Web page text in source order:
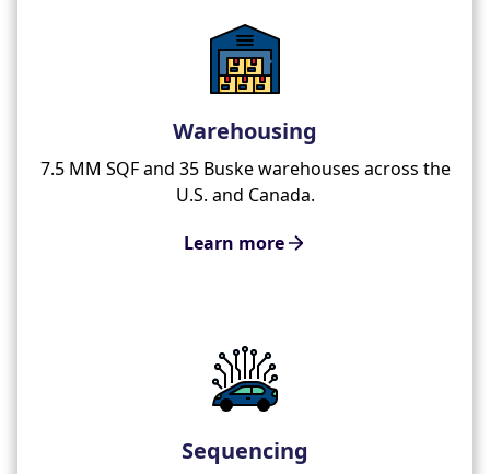
Warehousing
7.5 MM SQF and 35 Buske warehouses across the
U.S. and Canada.
Learn more
Sequencing